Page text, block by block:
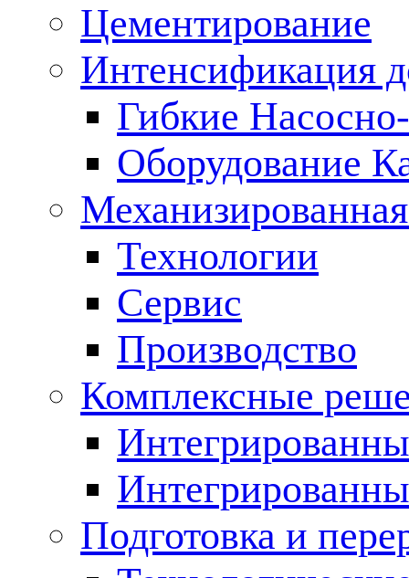
Цементирование
Интенсификация
Гибкие
Оборудование
Технологии
Сервис
Производство
Комплексные
Подготовка и